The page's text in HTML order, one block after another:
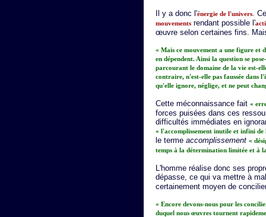
Il y a donc l'énergie de l'univers.
mouvements rendant possible l'
œuvre selon certaines fins.
« Mais ce mouvement a une figure et
en dépendent. Ainsi la question se
parcourant le domaine de la vie est-
contraire, n'est-elle pas faussée dans
qu'elle ignore, néglige, et ne peut
Cette méconnaissance fait «
forces puisées dans ces
difficultés immédiates en
« l'accomplissement inutile et infini de
le terme accomplissement «
temps à la détermination limitée et à
L'homme réalise donc ses
dépasse, ce qui va mettre à
certainement moyen de
« Encore devons-nous pour les
duquel nous œuvres tournent